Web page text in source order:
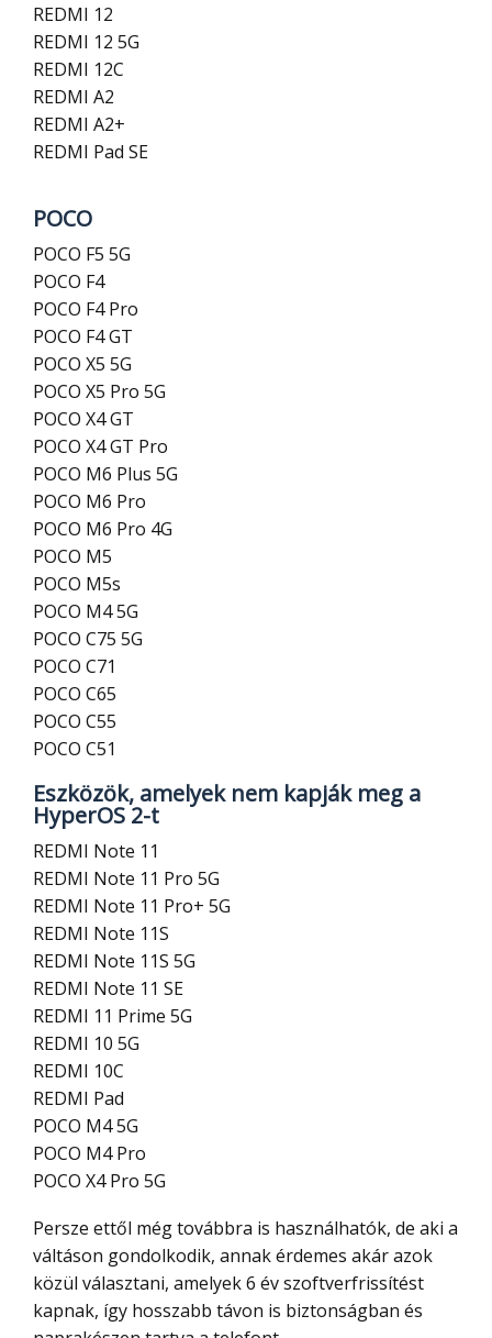
REDMI 12
REDMI 12 5G
REDMI 12C
REDMI A2
REDMI A2+
REDMI Pad SE
POCO
POCO F5 5G
POCO F4
POCO F4 Pro
POCO F4 GT
POCO X5 5G
POCO X5 Pro 5G
POCO X4 GT
POCO X4 GT Pro
POCO M6 Plus 5G
POCO M6 Pro
POCO M6 Pro 4G
POCO M5
POCO M5s
POCO M4 5G
POCO C75 5G
POCO C71
POCO C65
POCO C55
POCO C51
Eszközök, amelyek nem kapják meg a
HyperOS 2-t
REDMI Note 11
REDMI Note 11 Pro 5G
REDMI Note 11 Pro+ 5G
REDMI Note 11S
REDMI Note 11S 5G
REDMI Note 11 SE
REDMI 11 Prime 5G
REDMI 10 5G
REDMI 10C
REDMI Pad
POCO M4 5G
POCO M4 Pro
POCO X4 Pro 5G
Persze ettől még továbbra is használhatók, de aki a
váltáson gondolkodik, annak érdemes akár azok
közül választani, amelyek 6 év szoftverfrissítést
kapnak, így hosszabb távon is biztonságban és